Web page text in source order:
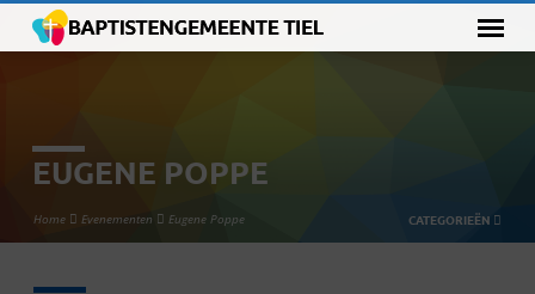
EUGENE POPPE
Home Evenementen Eugene Poppe CATEGORIEËN